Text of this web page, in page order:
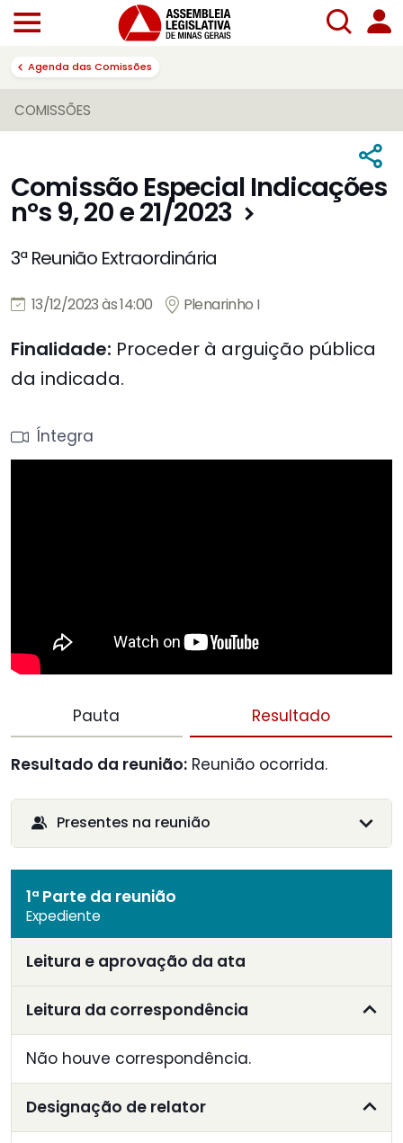
Agenda das Comissões
COMISSÕES
Comissão Especial Indicações
nºs 9, 20 e 21/2023
3ª Reunião Extraordinária
13/12/2023 às 14:00 Plenarinho I
Finalidade: Proceder à arguição pública
da indicada.
Íntegra
Pauta Resultado
Resultado da reunião: Reunião ocorrida.
Presentes na reunião
1ª Parte da reunião
Expediente
Leitura e aprovação da ata
Leitura da correspondência
Não houve correspondência.
Designação de relator